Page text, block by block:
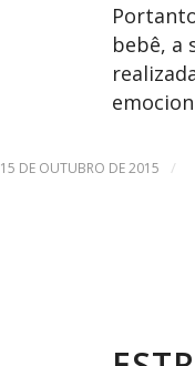
bebê, a
15 DE OUTUBRO DE 2015 /